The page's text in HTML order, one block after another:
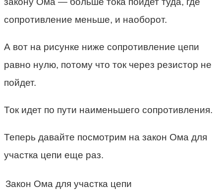
сопротивление меньше, и наоборот.
А вот на рисунке ниже сопротивление цепи
равно нулю, потому что ток через резистор не
пойдет.
Ток идет по пути наименьшего сопротивления.
Теперь давайте посмотрим на закон Ома для
участка цепи еще раз.
Закон Ома для участка цепи